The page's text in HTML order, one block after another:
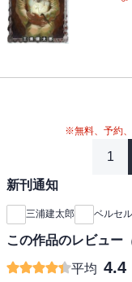
※無料、予約、
1
新刊通知
三浦建太郎 ベルセ
この作品のレビュー
平均 4.4